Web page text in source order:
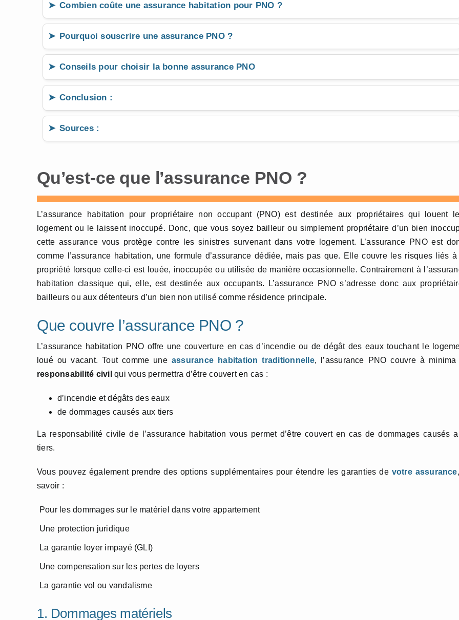
Combien coûte une assurance habitation pour PNO ?
Pourquoi souscrire une assurance PNO ?
Conseils pour choisir la bonne assurance PNO
Conclusion :
Sources :
Qu’est-ce que l’assurance PNO ?
L’assurance habitation pour propriétaire non occupant (PNO) est destinée aux propriétaires qui louent
logement ou le laissent inoccupé. Donc, que vous soyez bailleur ou simplement propriétaire d’un bien
cette assurance vous protège contre les sinistres survenant dans votre logement. L’assurance PNO est
comme l’assurance habitation, une formule d’assurance dédiée, mais pas que. Elle couvre les risques liés
propriété lorsque celle-ci est louée, inoccupée ou utilisée de manière occasionnelle. Contrairement à
habitation classique qui, elle, est destinée aux occupants. L’assurance PNO s’adresse donc aux
bailleurs ou aux détenteurs d’un bien non utilisé comme résidence principale.
Que couvre l’assurance PNO ?
L’assurance habitation PNO offre une couverture en cas d’incendie ou de dégât des eaux touchant le
loué ou vacant. Tout comme uneassurance habitation traditionnelle, l’assurance PNO couvre à minima
responsabilité civil qui vous permettra d’être couvert en cas :
d’incendie et dégâts des eaux
de dommages causés aux tiers
La responsabilité civile de l’assurance habitation vous permet d’être couvert en cas de dommages causés
tiers.
Vous pouvez également prendre des options supplémentaires pour étendre les garanties de votre assurance
savoir :
Pour les dommages sur le matériel dans votre appartement
Une protection juridique
La garantie loyer impayé (GLI)
Une compensation sur les pertes de loyers
La garantie vol ou vandalisme
1. Dommages matériels